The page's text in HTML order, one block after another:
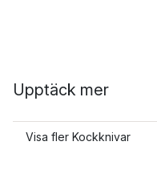
Upptäck mer
Visa fler Kockknivar